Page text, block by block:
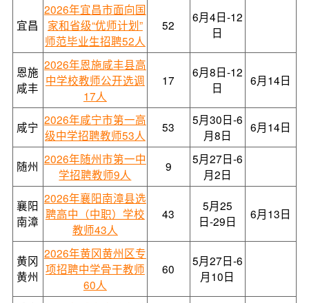
宜昌
2026年宜昌市面向国
家和省级“优师计划”
师范毕业生招聘52人
52
6月4日-12
日
恩施
咸丰
2026年恩施咸丰县高
中学校教师公开选调
17人
17
6月8日-12
日
6月14日
咸宁 2026年咸宁市第一高
级中学招聘教师53人
53
5月30日-6
月8日
6月14日
随州 2026年随州市第一中
学招聘教师9人
9
5月27日-6
月2日
襄阳
南漳
2026年襄阳南漳县选
聘高中（中职）学校
教师43人
43
5月25
日-29日
6月13日
黄冈
黄州
2026年黄冈黄州区专
项招聘中学骨干教师
60人
60
5月27日-6
月10日